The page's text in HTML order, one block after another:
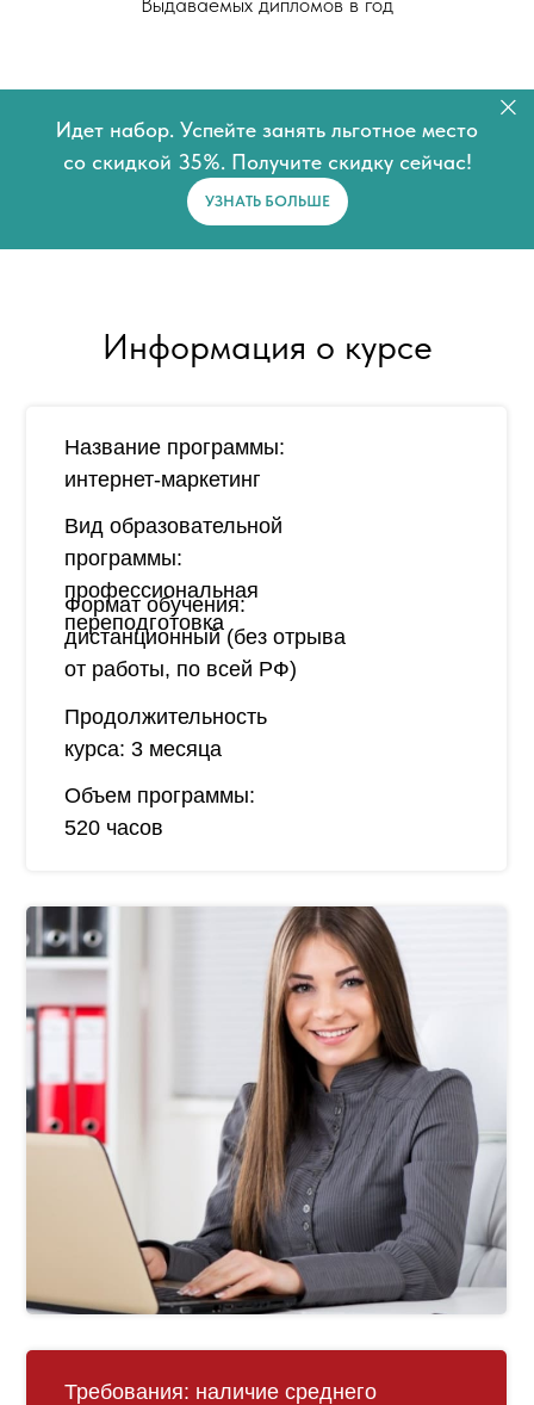
Идет набор. Успейте занять льготное место
со скидкой 35%. Получите скидку сейчас!
УЗНАТЬ БОЛЬШЕ
Информация о курсе
Название программы:
интернет-маркетинг
Вид образовательной
программы:
профессиональная
переподготовка
Формат обучения:
дистанционный (без отрыва
от работы, по всей РФ)
Продолжительность
курса: 3 месяца
Объем программы:
520 часов
Требования: наличие среднего